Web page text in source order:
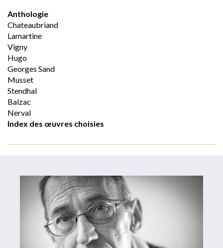
Anthologie
Chateaubriand
Lamartine
Vigny
Hugo
Georges Sand
Musset
Stendhal
Balzac
Nerval
Index des œuvres choisies